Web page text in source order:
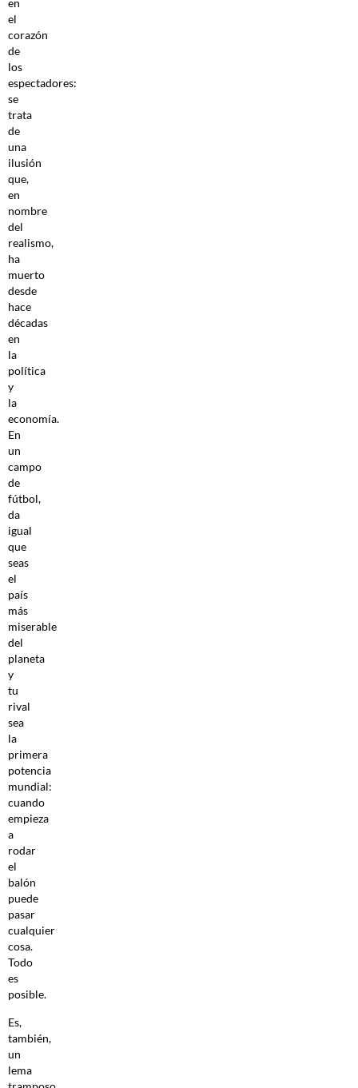
en
el
corazón
de
los
espectadores:
se
trata
de
una
ilusión
que,
en
nombre
del
realismo,
ha
muerto
desde
hace
décadas
en
la
política
y
la
economía.
En
un
campo
de
fútbol,
da
igual
que
seas
el
país
más
miserable
del
planeta
y
tu
rival
sea
la
primera
potencia
mundial:
cuando
empieza
a
rodar
el
balón
puede
pasar
cualquier
cosa.
Todo
es
posible.
Es,
también,
un
lema